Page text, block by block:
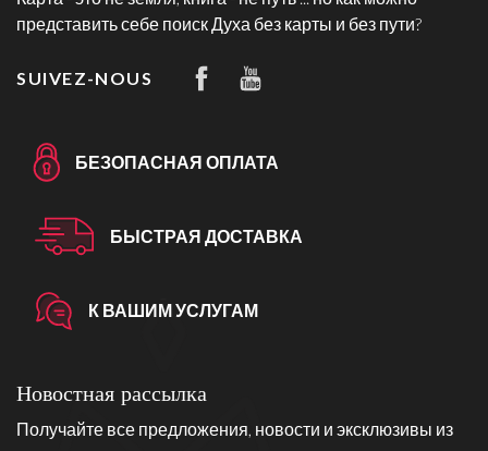
представить себе поиск Духа без карты и без пути?
SUIVEZ-NOUS
БЕЗОПАСНАЯ ОПЛАТА
БЫСТРАЯ ДОСТАВКА
К ВАШИМ УСЛУГАМ
Новостная рассылка
Получайте все предложения, новости и эксклюзивы из